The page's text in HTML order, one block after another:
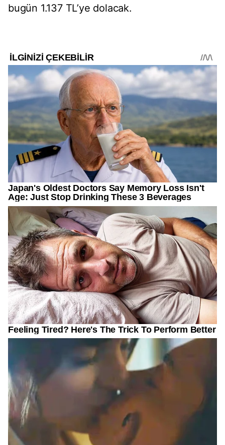
bugün 1.137 TL’ye dolacak.